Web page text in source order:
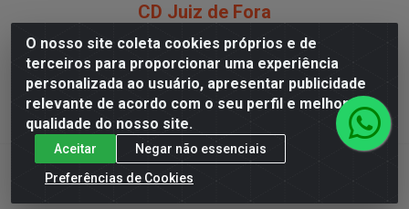
O nosso site coleta cookies próprios e de
terceiros para proporcionar uma experiência
personalizada ao usuário, apresentar publicidade
relevante de acordo com o seu perfil e melhorar a
qualidade do nosso site.
Aceitar
Negar não essenciais
Preferências de Cookies
CD Juiz de Fora
Rodovia BR-040 , Nº 0, Área B2 Condominio Brasil LOG
- São Pedro, Juiz de Fora/MG
CNPJ 19.199.702/0005-06